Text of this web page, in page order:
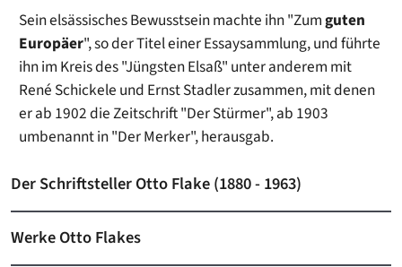
Sein elsässisches Bewusstsein machte ihn "Zumguten
Europäer", so der Titel einer Essaysammlung, und führte
ihn im Kreis des "Jüngsten Elsaß" unter anderem mit
René Schickele und Ernst Stadler zusammen, mit denen
er ab 1902 die Zeitschrift "Der Stürmer", ab 1903
umbenannt in "Der Merker", herausgab.
Der Schriftsteller Otto Flake (1880 - 1963)
Werke Otto Flakes